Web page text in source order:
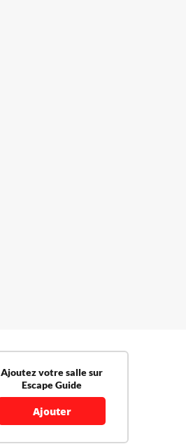
Ajoutez votre salle sur
Escape Guide
Ajouter